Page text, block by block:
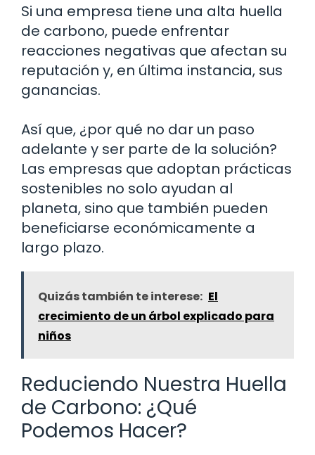
Si una empresa tiene una alta huella
de carbono, puede enfrentar
reacciones negativas que afectan su
reputación y, en última instancia, sus
ganancias.
Así que, ¿por qué no dar un paso
adelante y ser parte de la solución?
Las empresas que adoptan prácticas
sostenibles no solo ayudan al
planeta, sino que también pueden
beneficiarse económicamente a
largo plazo.
Quizás también te interese: El
crecimiento de un árbol explicado para
niños
Reduciendo Nuestra Huella
de Carbono: ¿Qué
Podemos Hacer?